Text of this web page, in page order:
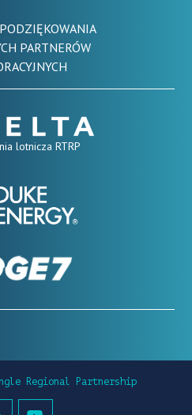
PARTNERÓW
lotnicza RTRP
Regional Partnership